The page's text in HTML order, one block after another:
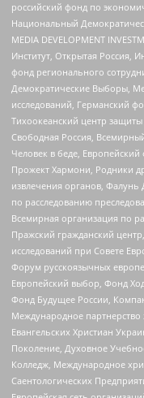
российский фонд по
Национальный
MEDIA DEVELOPMENT
Институт, Открытая Россия,
фонд регионального
Демократические Выборы,
исследований, Германский
Тихоокеанский центр
Свободная Россия,
Человек в беде,
Прожект Хармони, Родники
извлечения органов,
по расследованию
Всемирная организация по
Пражский гражданский
исследований при Совете
Форум русскоязычных
Европейский выбор, Фонд
Фонд Будущее России,
Международное
Евангельских Христиан
Поколение, Духовное
Колледж, Международное
Саентологических